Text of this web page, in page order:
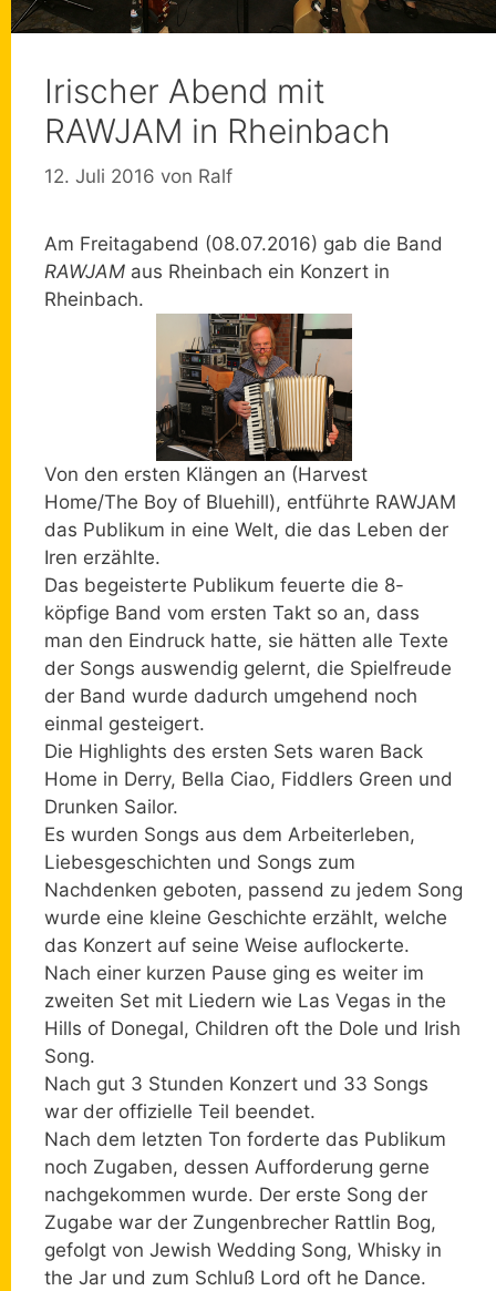
Irischer Abend mit
RAWJAM in Rheinbach
12. Juli 2016 von Ralf
Am Freitagabend (08.07.2016) gab die Band
RAWJAM aus Rheinbach ein Konzert in
Rheinbach.
Von den ersten Klängen an (Harvest
Home/The Boy of Bluehill), entführte RAWJAM
das Publikum in eine Welt, die das Leben der
Iren erzählte.
Das begeisterte Publikum feuerte die 8-
köpfige Band vom ersten Takt so an, dass
man den Eindruck hatte, sie hätten alle Texte
der Songs auswendig gelernt, die Spielfreude
der Band wurde dadurch umgehend noch
einmal gesteigert.
Die Highlights des ersten Sets waren Back
Home in Derry, Bella Ciao, Fiddlers Green und
Drunken Sailor.
Es wurden Songs aus dem Arbeiterleben,
Liebesgeschichten und Songs zum
Nachdenken geboten, passend zu jedem Song
wurde eine kleine Geschichte erzählt, welche
das Konzert auf seine Weise auflockerte.
Nach einer kurzen Pause ging es weiter im
zweiten Set mit Liedern wie Las Vegas in the
Hills of Donegal, Children oft the Dole und Irish
Song.
Nach gut 3 Stunden Konzert und 33 Songs
war der offizielle Teil beendet.
Nach dem letzten Ton forderte das Publikum
noch Zugaben, dessen Aufforderung gerne
nachgekommen wurde. Der erste Song der
Zugabe war der Zungenbrecher Rattlin Bog,
gefolgt von Jewish Wedding Song, Whisky in
the Jar und zum Schluß Lord oft he Dance.